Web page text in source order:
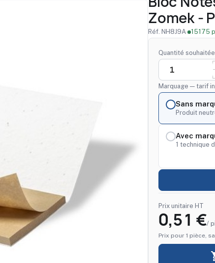
Zomek -
Réf. NH8J9A· 15175
Quantité souhaitée
Marquage — tarif
Sans
Produit
Avec
1 technique
Prix unitaire HT
0,51 €/
Prix pour 1 pièce,